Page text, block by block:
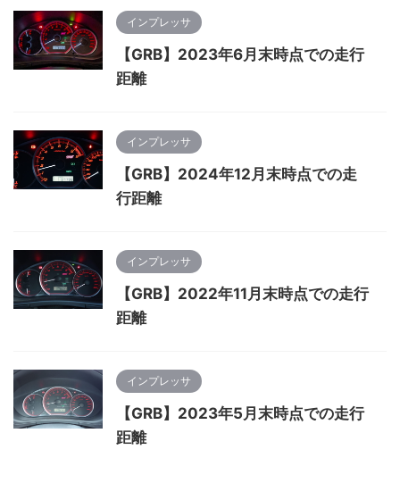
インプレッサ
【GRB】2023年6月末時点での走行
距離
インプレッサ
【GRB】2024年12月末時点での走
行距離
インプレッサ
【GRB】2022年11月末時点での走行
距離
インプレッサ
【GRB】2023年5月末時点での走行
距離